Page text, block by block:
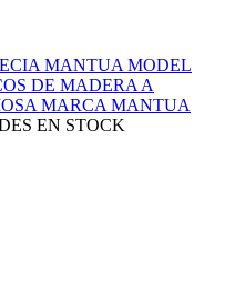
MANTUA MODEL
DE MADERA A
MARCA MANTUA
EN STOCK